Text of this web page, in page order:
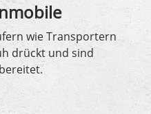
wie Transportern
drückt und sind